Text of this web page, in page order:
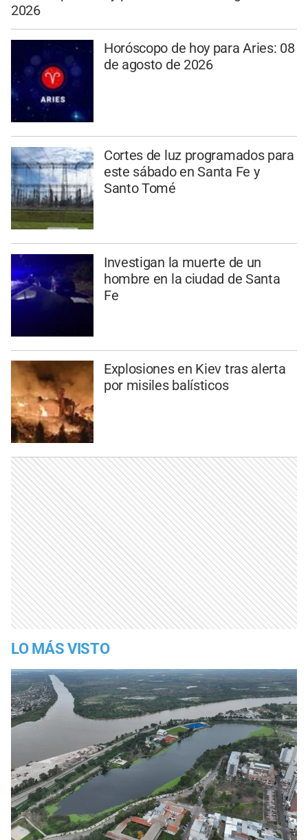
2026
Horóscopo de hoy para Aries: 08
de agosto de 2026
Cortes de luz programados para
este sábado en Santa Fe y
Santo Tomé
Investigan la muerte de un
hombre en la ciudad de Santa
Fe
Explosiones en Kiev tras alerta
por misiles balísticos
LO MÁS VISTO